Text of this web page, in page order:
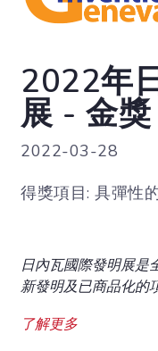
2022年
展 - 金獎
2022-03-28
得獎項目: 具彈性
日內瓦國際發明展是
新發明及已商品化的
了解更多